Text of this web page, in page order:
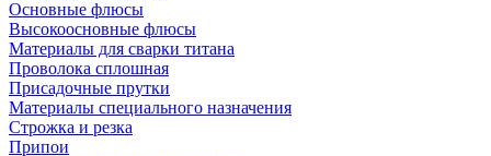
Основные флюсы
Высокоосновные флюсы
Материалы для сварки титана
Проволока сплошная
Присадочные прутки
Материалы специального назначения
Строжка и резка
Припои